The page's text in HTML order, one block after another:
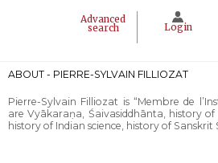
Advanced
search Login
ABOUT - PIERRE-SYLVAIN FILLIOZAT
Pierre-Sylvain Filliozat is “Membre de
are Vyākaraṇa, Śaivasiddhānta, history
history of Indian science, history of Sanskrit